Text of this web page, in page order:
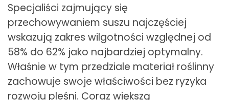
Specjaliści zajmujący się
przechowywaniem suszu najczęściej
wskazują zakres wilgotności względnej od
58% do 62% jako najbardziej optymalny.
Właśnie w tym przedziale materiał roślinny
zachowuje swoje właściwości bez ryzyka
rozwoju pleśni. Coraz większą